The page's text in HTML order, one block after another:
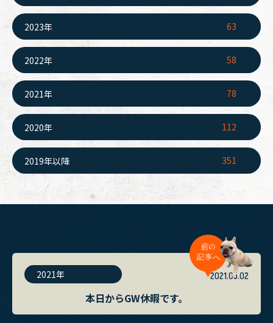
2023年 63
2022年 58
2021年 78
2020年 112
2019年以降 351
2021年 2021.05.02
本日からGW休暇です。